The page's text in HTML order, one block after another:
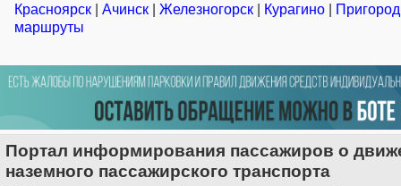
Красноярск Ачинск Железногорск Курагино
маршруты
Портал информирования пассажиров о
наземного пассажирского транспорта